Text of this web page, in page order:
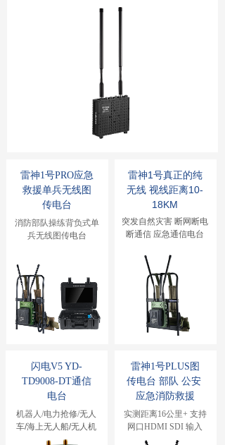
闪电V5 YD-
TD9008-DT通信
电台
机器人/电力抢修/无人
车/海上无人船/无人机
雷神1号真正的纯
无线 视线距离10-
18KM
突发自然灾害 断网断电
断通信 应急通信电台
雷神1号PRO应急
救援单兵无线图
传电台
消防部队操练背负式单
兵无线图传电台
雷神1号PLUS图
传电台 部队 公安
应急消防救援
实测距离16公里+ 支持
网口HDMI SDI 输入